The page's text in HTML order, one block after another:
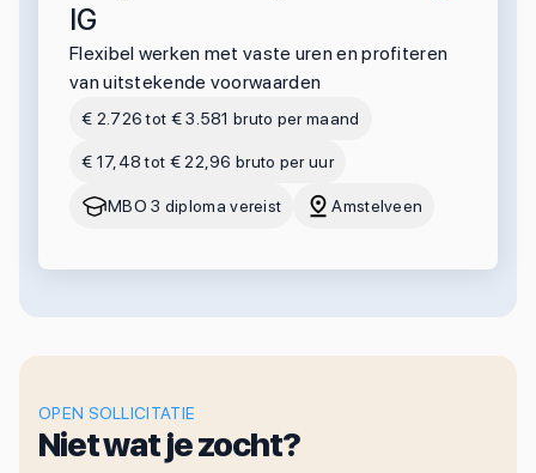
IG
Flexibel werken met vaste uren en profiteren
van uitstekende voorwaarden
€ 2.726 tot € 3.581 bruto per maand
€ 17,48 tot € 22,96 bruto per uur
MBO 3 diploma vereist Amstelveen
OPEN SOLLICITATIE
Niet wat je zocht?